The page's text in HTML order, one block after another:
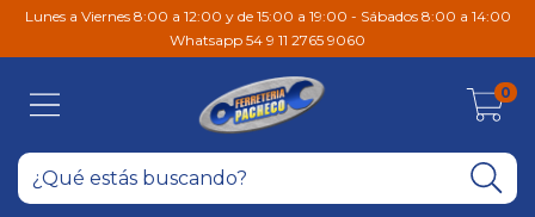
Lunes a Viernes 8:00 a 12:00 y de 15:00 a 19:00 - Sábados 8:00 a 14:00
Whatsapp 54 9 11 2765 9060
0